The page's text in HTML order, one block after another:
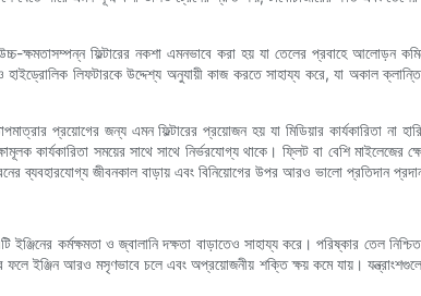
ক্ষমতাসম্পন্ন ফিল্টারের নকশা এমনভাবে করা হয় যা তেলের প্রবাহে আলোড়ন
ও হাইড্রোলিক লিফটারকে উদ্দেশ্য অনুযায়ী কাজ করতে সাহায্য করে, যা অকাল
প্রয়োগের জন্য এমন ফিল্টারের প্রয়োজন হয় যা মিডিয়ার কার্যকারিতা না
কার্যকারিতা সময়ের সাথে সাথে নির্ভরযোগ্য থাকে। ফ্লিট বা বেশি মাইলেজের
ব্যবহারযোগ্য জীবনকাল বাড়ায় এবং বিনিয়োগের উপর আরও ভালো প্রতিদান
কর্মক্ষমতা ও জ্বালানি দক্ষতা বাড়াতেও সাহায্য করে। পরিষ্কার তেল
ফলে ইঞ্জিন আরও মসৃণভাবে চলে এবং অপ্রয়োজনীয় শক্তি ক্ষয় কমে যায়।